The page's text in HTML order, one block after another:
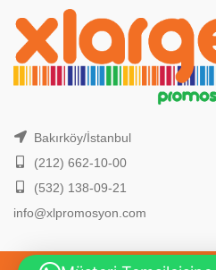
Bakırköy/İstanbul
(212) 662-10-00
(532) 138-09-21
info@xlpromosyon.com